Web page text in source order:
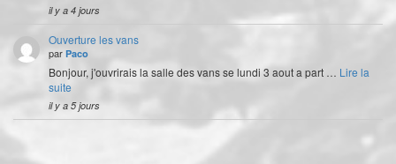
il y a 4 jours
Ouverture les vans
par Paco
Bonjour, j'ouvrirais la salle des vans se lundi 3 aout a part … Lire la
suite
il y a 5 jours